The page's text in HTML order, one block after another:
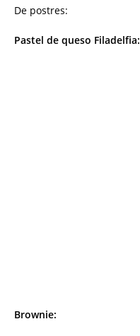
De postres:
Pastel de queso Filadelfia:
Brownie: